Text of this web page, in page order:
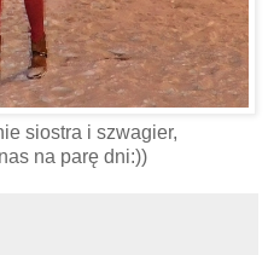
siostra i szwagier,
na parę dni:))